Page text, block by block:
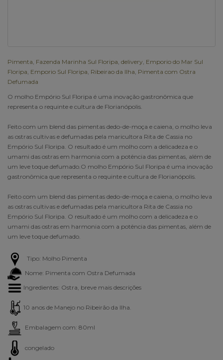
Pimenta Fazenda Marinha Sul Floripa delivery Emporio do Mar Sul
Floripa Emporio Sul Floripa Ribeirao da Ilha Pimenta com Ostra
Defumada
O molho Empório Sul Floripa é uma inovação gastronômica que
representa o requinte e cultura de Florianópolis.
Feito com um blend das pimentas dedo-de-moça e caiena, o molho leva
as ostras cultivas e defumadas pela maricultora Rita de Cassia no
Empório Sul Floripa. O resultado é um molho com a delicadeza e o
umami das ostras em harmonia com a potência das pimentas, além de
um leve toque defumado.O molho Empório Sul Floripa é uma inovação
gastronômica que representa o requinte e cultura de Florianópolis.
Feito com um blend das pimentas dedo-de-moça e caiena, o molho leva
as ostras cultivas e defumadas pela maricultora Rita de Cassia no
Empório Sul Floripa. O resultado é um molho com a delicadeza e o
umami das ostras em harmonia com a potência das pimentas, além de
um leve toque defumado.
Tipo: Molho Pimenta
Nome: Pimenta com Ostra Defumada
Ingredientes: Ostra, breve mais descrições
10 anos de Manejo no Ribeirão da Ilha.
Embalagem com: 80ml
congelado